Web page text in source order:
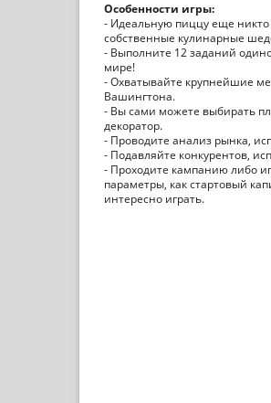
Особенности игры:
- Идеальную пиццу еще никто
собственные кулинарные
- Выполните 12 заданий
мире!
- Охватывайте крупнейшие
Вашингтона.
- Вы сами можете выбирать
декоратор.
- Проводите анализ рынка,
- Подавляйте конкурентов,
- Проходите кампанию либо
параметры, как стартовый
интересно играть.